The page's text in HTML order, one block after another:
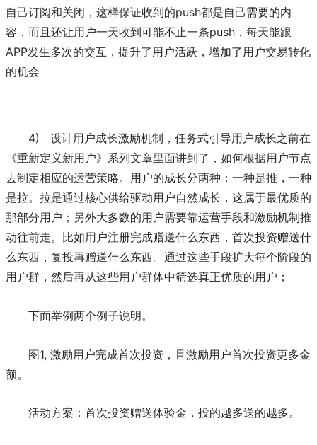
自己订阅和关闭，这样保证收到的push都是自己需要的内
容，而且还让用户一天收到可能不止一条push，每天能跟
APP发生多次的交互，提升了用户活跃，增加了用户交易转化
的机会
4) 设计用户成长激励机制，任务式引导用户成长之前在
《重新定义新用户》系列文章里面讲到了，如何根据用户节点
去制定相应的运营策略。用户的成长分两种：一种是推，一种
是拉。拉是通过核心供给驱动用户自然成长，这属于最优质的
那部分用户；另外大多数的用户需要靠运营手段和激励机制推
动往前走。比如用户注册完成赠送什么东西，首次投资赠送什
么东西，复投再赠送什么东西。通过这些手段扩大每个阶段的
用户群，然后再从这些用户群体中筛选真正优质的用户；
下面举例两个例子说明。
图1, 激励用户完成首次投资，且激励用户首次投资更多金
额。
活动方案：首次投资赠送体验金，投的越多送的越多。